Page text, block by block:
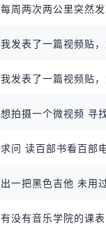
每周两次两公里突然
我发表了一篇视频贴
我发表了一篇视频贴
想拍摄一个微视频 寻
求问 读百部书看百部
出一把黑色吉他 未用
有没有音乐学院的课